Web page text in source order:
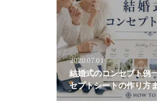
2020.07.01
結婚式のコンセプト例
セプトシートの作り方